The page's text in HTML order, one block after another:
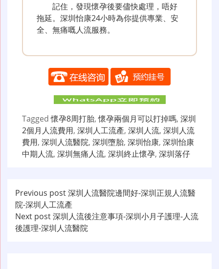
記住，發現懷孕後要儘快處理，唔好
拖延。深圳怡康24小時為你提供專業、安
全、無痛嘅人流服務。
Tagged懷孕8周打胎,懷孕兩個月可以打掉嗎, 深圳
2個月人流費用, 深圳人工流產, 深圳人流, 深圳人流
費用, 深圳人流醫院, 深圳墮胎, 深圳怡康, 深圳怡康
中期人流, 深圳無痛人流, 深圳終止懷孕, 深圳落仔
文
章
导
Previous post深圳人流醫院邊間好-深圳正規人流醫
院-深圳人工流產
Next post深圳人流後注意事項-深圳小月子護理-人流
後護理-深圳人流醫院